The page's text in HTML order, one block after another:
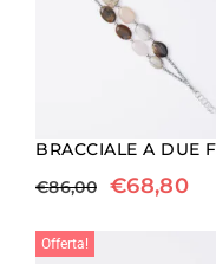
€86,00 €68,80
Offerta!